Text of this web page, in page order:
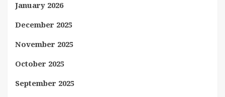
January 2026
December 2025
November 2025
October 2025
September 2025